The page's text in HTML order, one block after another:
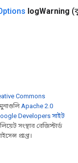
logWarning
Commons
Apache 2.0
Developers সাইট
সংস্থার রেজিস্টার্ড
প্রাপ্ত।